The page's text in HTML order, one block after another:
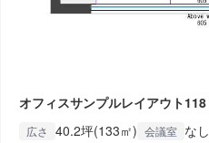
オフィスサンプルレイアウト118
広さ 40.2坪(133㎡) 会議室 なし